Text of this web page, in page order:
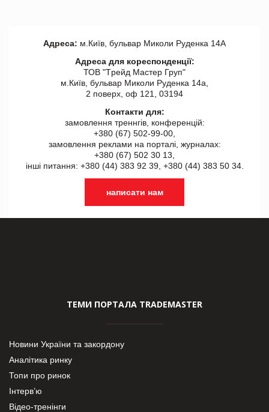
Адреса: м.Київ, бульвар Миколи Руденка 14А
Адреса для кореспонденції:
ТОВ "Tрейд Мастер Груп"
м.Київ, бульвар Миколи Руденка 14а,
2 поверх, оф 121, 03194
Контакти для:
замовлення треннгів, конференцій:
+380 (67) 502-99-00,
замовлення реклами на порталі, журналах:
+380 (67) 502 30 13,
інші питання: +380 (44) 383 92 39, +380 (44) 383 50 34.
написати нам
ТЕМИ ПОРТАЛА TRADEMASTER
Новини України та закордону
Аналітика ринку
Топи про ринок
Інтерв’ю
Відео-тренінги